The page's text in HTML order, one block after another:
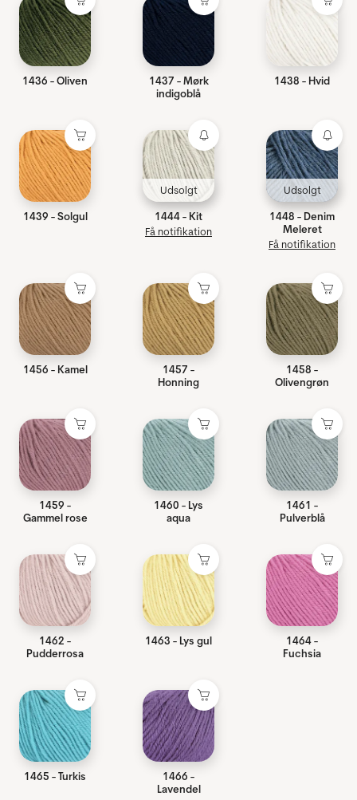
1436 - Oliven
1437 - Mørk
indigoblå
1438 - Hvid
1439 - Solgul
Udsolgt
1444 - Kit
Få notifikation
Udsolgt
1448 - Denim
Meleret
Få notifikation
1456 - Kamel
1457 -
Honning
1458 -
Olivengrøn
1459 -
Gammel rose
1460 - Lys
aqua
1461 -
Pulverblå
1462 -
Pudderrosa
1463 - Lys gul
1464 -
Fuchsia
1465 - Turkis
1466 -
Lavendel